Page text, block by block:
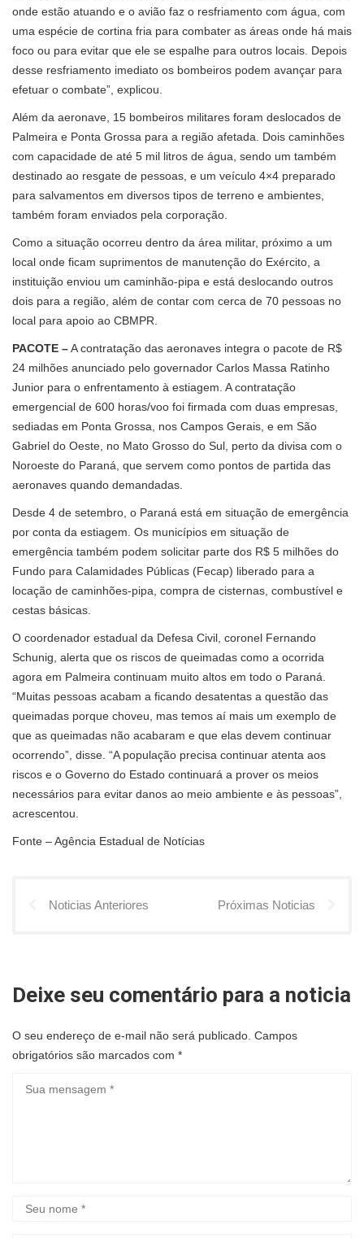
onde estão atuando e o avião faz o resfriamento com água, com
uma espécie de cortina fria para combater as áreas onde há mais
foco ou para evitar que ele se espalhe para outros locais. Depois
desse resfriamento imediato os bombeiros podem avançar para
efetuar o combate”, explicou.
Além da aeronave, 15 bombeiros militares foram deslocados de
Palmeira e Ponta Grossa para a região afetada. Dois caminhões
com capacidade de até 5 mil litros de água, sendo um também
destinado ao resgate de pessoas, e um veículo 4×4 preparado
para salvamentos em diversos tipos de terreno e ambientes,
também foram enviados pela corporação.
Como a situação ocorreu dentro da área militar, próximo a um
local onde ficam suprimentos de manutenção do Exército, a
instituição enviou um caminhão-pipa e está deslocando outros
dois para a região, além de contar com cerca de 70 pessoas no
local para apoio ao CBMPR.
PACOTE –A contratação das aeronaves integra o pacote de R$
24 milhões anunciado pelo governador Carlos Massa Ratinho
Junior para o enfrentamento à estiagem. A contratação
emergencial de 600 horas/voo foi firmada com duas empresas,
sediadas em Ponta Grossa, nos Campos Gerais, e em São
Gabriel do Oeste, no Mato Grosso do Sul, perto da divisa com o
Noroeste do Paraná, que servem como pontos de partida das
aeronaves quando demandadas.
Desde 4 de setembro, o Paraná está em situação de emergência
por conta da estiagem. Os municípios em situação de
emergência também podem solicitar parte dos R$ 5 milhões do
Fundo para Calamidades Públicas (Fecap) liberado para a
locação de caminhões-pipa, compra de cisternas, combustível e
cestas básicas.
O coordenador estadual da Defesa Civil, coronel Fernando
Schunig, alerta que os riscos de queimadas como a ocorrida
agora em Palmeira continuam muito altos em todo o Paraná.
“Muitas pessoas acabam a ficando desatentas a questão das
queimadas porque choveu, mas temos aí mais um exemplo de
que as queimadas não acabaram e que elas devem continuar
ocorrendo”, disse. “A população precisa continuar atenta aos
riscos e o Governo do Estado continuará a prover os meios
necessários para evitar danos ao meio ambiente e às pessoas”,
acrescentou.
Fonte – Agência Estadual de Notícias
Noticias Anteriores Próximas Noticias
Deixe seu comentário para a noticia
O seu endereço de e-mail não será publicado. Campos
obrigatórios são marcados com *